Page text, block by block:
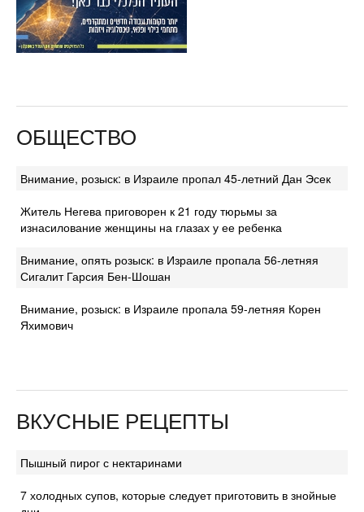
ОБЩЕСТВО
Внимание, розыск: в Израиле пропал 45-летний Дан Эсек
Житель Негева приговорен к 21 году тюрьмы за
изнасилование женщины на глазах у ее ребенка
Внимание, опять розыск: в Израиле пропала 56-летняя
Сигалит Гарсия Бен-Шошан
Внимание, розыск: в Израиле пропала 59-летняя Корен
Яхимович
ВКУСНЫЕ РЕЦЕПТЫ
Пышный пирог с нектаринами
7 холодных супов, которые следует приготовить в знойные